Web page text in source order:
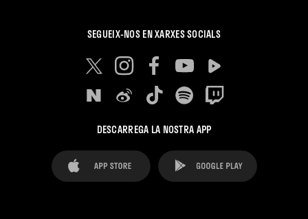
SEGUEIX-NOS EN XARXES SOCIALS
DESCARREGA LA NOSTRA APP